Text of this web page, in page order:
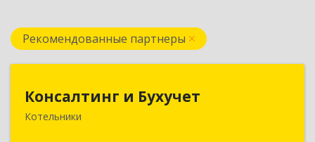
Рекомендованные партнеры
Консалтинг и Бухучет
Котельники140054, Московская обл, Котельники г,